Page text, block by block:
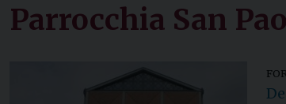
Parrocchia San